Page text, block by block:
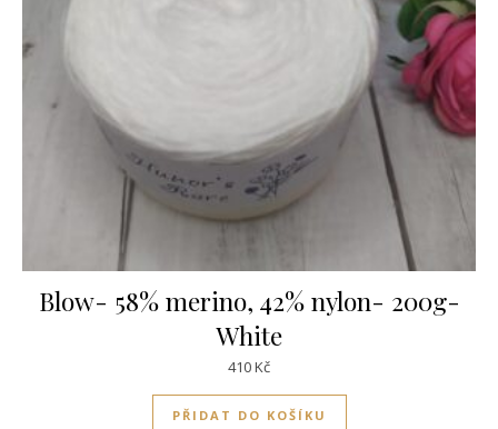
Blow- 58% merino, 42% nylon- 200g-
White
410Kč
PŘIDAT DO KOŠÍKU